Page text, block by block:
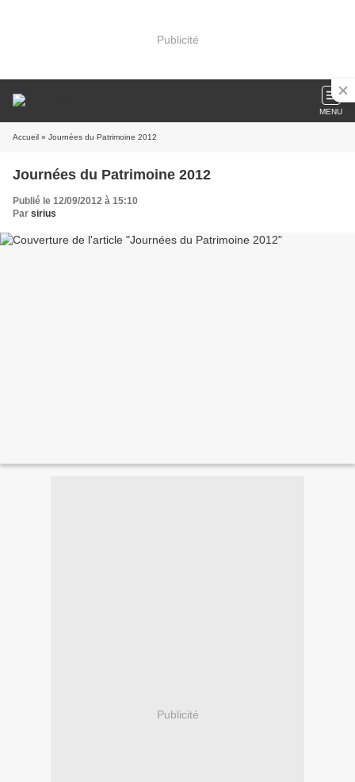
Publicité
MENU
Accueil » Journées du Patrimoine 2012
Journées du Patrimoine 2012
Publié le 12/09/2012 à 15:10
Par sirius
Publicité